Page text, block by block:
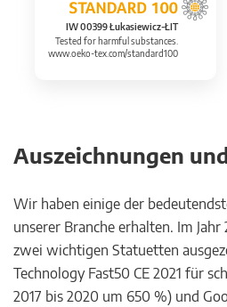
IW 00399 Łukasiewicz-ŁIT
Tested for harmful substances.
www.oeko-tex.com/standard100
Auszeichnungen
Wir haben einige der
unserer Branche erhalten. Im
zwei wichtigen Statuetten
Technology Fast50 CE 2021 für
2017 bis 2020 um 650 %) und